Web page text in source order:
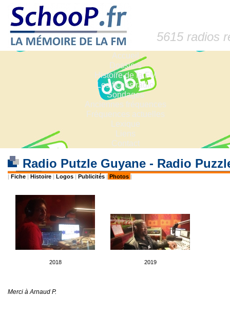
5615 radios
Accueil
Dossiers
Histoire de la FM
Les fiches radio
Sondages
Anciennes fréquences
Fréquences actuelles
Lexique
Liens
Contact
Radio Putzle Guyane - Radio
| Fiche | Histoire | Logos | Publicités | Photos |
2018 2019
Merci à Arnaud P.